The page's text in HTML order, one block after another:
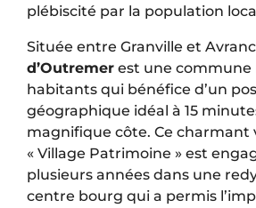
plébiscité par la population
Située entre Granville et
d’Outremer est une commune
habitants qui bénéfice d’un
géographique idéal à 15
magnifique côte. Ce charmant
« Village Patrimoine » est
plusieurs années dans une
centre bourg qui a permis